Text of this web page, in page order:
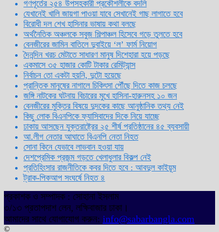
গণপূর্তের ২৫৪ উপসহকারী প্রকৌশলীকে বদলি
যেখানেই খালি জায়গা পাওয়া যাবে সেখানেই গাছ লাগাতে হবে
বিরোধী দল শেখ হাসিনার ভাষায় কথা বলছে
অর্থনৈতিক অঞ্চলকে সবুজ শিল্পাঞ্চল হিসেবে গড়ে তুলতে হবে
বেনজীরের জামিন বাতিলে দুবাইয়ে ‌‘ল’ ফার্ম নিয়োগ
দৈনন্দিন খরচ মেটাতে সাধারণ মানুষ দিশেহারা হয়ে পড়ছে
একমাসে ৩৫ হাজার কোটি টাকার রেমিট্যান্স
নির্বাচন তো একটা হয়নি, দুটো হয়েছে
প্রান্তিক মানুষের নাগালে চিকিৎসা পৌঁছে দিতে কাজ চলছে
জঙ্গি নাটকের ঘটনায় বিচারের মুখে হাসিনা-হারুনসহ ১০ জন
বেনজীরের মুক্তির বিষয়ে দুদকের কাছে আনুষ্ঠানিক তথ্য নেই
কিছু লোক বিএনপিকে ফ্যাসিবাদের দিকে নিয়ে যাচ্ছে
ঢাকায় আসছেন যুক্তরাষ্ট্রের ২৫ শীর্ষ প্রতিষ্ঠানের ৪৫ ব্যবসায়ী
আ.লীগ নেতার আঘাতে বিএনপি নেতা নিহত
সোনা কিনে যেভাবে লাভবান হওয়া যায়
দেশপ্রেমিক প্রজন্ম গড়তে খেলাধুলার বিকল্প নেই
প্রতিহিংসার রাজনীতিকে কবর দিতে হবে : আবদুল কাইয়ূম
ট্রাক-পিকআপ সংঘর্ষে নিহত ৪
প্রকাশক ও সম্পাদক : সোহানা ইসলাম
৩/১৩ প্রতাপদাশ লেন, লক্ষিবাজার ঢাকা।
আমাদের সাথে যোগাযোগ করুন: info@sabarbangla.com
©